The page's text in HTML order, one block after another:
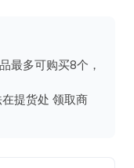
最多可购买8个，
提货处 领取商